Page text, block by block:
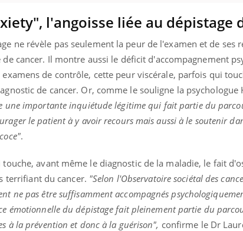
l'angoisse liée au dépistage
ne révèle pas seulement la peur de l'examen et de
de cancer. Il montre aussi le déficit d'accompagnement
examens de contrôle, cette peur viscérale, parfois qui
de cancer. Or, comme le souligne la psychologue
une importante inquiétude légitime qui fait partie du
le patient à y avoir recours mais aussi à le soutenir
.
touche, avant même le diagnostic de la maladie, le fait
terrifiant du cancer. "Selon l'Observatoire sociétal des
ne pas être suffisamment accompagnés
émotionnelle du dépistage fait pleinement partie du
à la prévention et donc à la guérison", confirme le Dr